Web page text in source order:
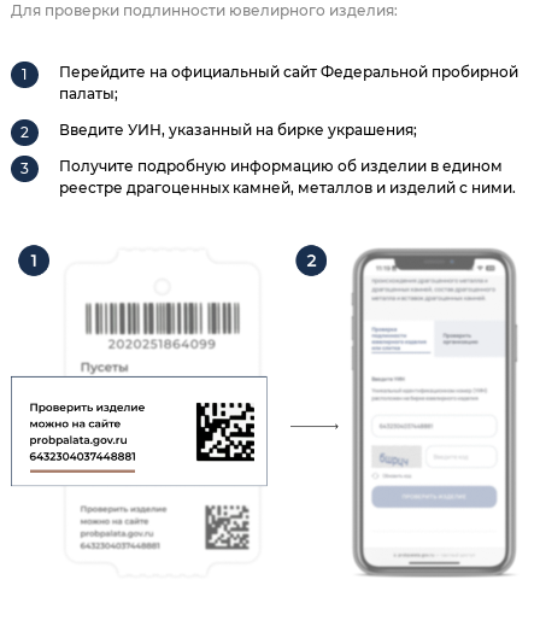
Для проверки подлинности ювелирного изделия:
Перейдите на официальный сайт Федеральной пробирной
палаты;
Введите УИН, указанный на бирке украшения;
Получите подробную информацию об изделии в едином
реестре драгоценных камней, металлов и изделий с ними.